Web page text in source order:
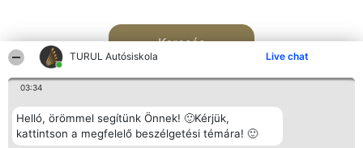
TURUL Autósiskola Live chat
03:34
Helló, örömmel segítünk Önnek! 🙂Kérjük,
kattintson a megfelelő beszélgetési témára! 🙂
Keresés